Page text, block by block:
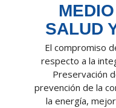
SALUD
El compromiso
respecto a la
Preservación
prevención de la
la energía,